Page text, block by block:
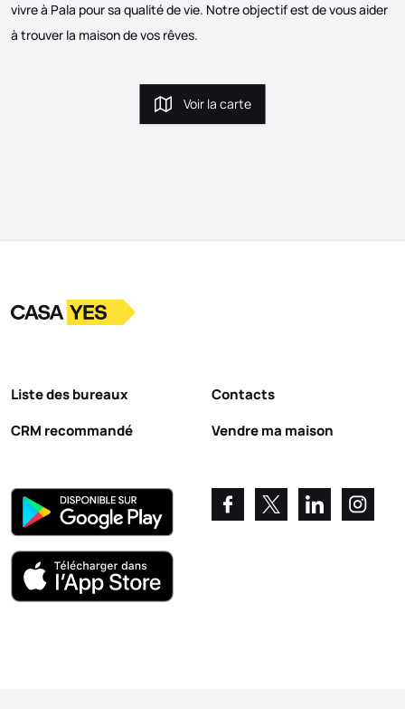
vivre à Pala pour sa qualité de vie. Notre objectif est de vous aider
à trouver la maison de vos rêves.
Voir la carte
Voir la carte
LogoAller à la page d’accueil
Liste des bureaux
CRM recommandé
Contacts
Vendre ma maison